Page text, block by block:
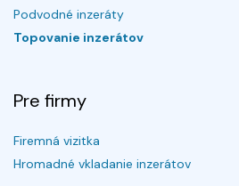
Podvodné inzeráty
Topovanie inzerátov
Pre firmy
Firemná vizitka
Hromadné vkladanie inzerátov